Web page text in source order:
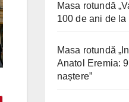
Masa rotundă
100 de ani de la
Masa rotundă
Anatol Eremia:
naștere”